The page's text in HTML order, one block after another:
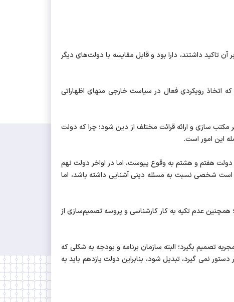
داشتند، دارا بود و قابل مقایسه با دولت‌های دیگر
که اتخاذ رویکردی فعال در سیاست خارجی منهای اظهاراتی
سازی و ارائه قرائت مختلف از دین شود؛ چرا که دولت
این امور است.
دولت هفتم و هشتم به وقوع پیوست، اما در اواخر دولت نهم
شخصی نسبت به مسئله دینی آشنایی داشته باشد، اما
همچنین عدم تکیه به کار کارشناسی و پروسه تصمیم‌سازی از
تصمیم بگیرد؛ البته سازمان برنامه و بودجه به شکلی که
نمی گیرد، تبدیل شود، بنابراین دولت یازدهم باید به